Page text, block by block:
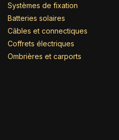
Systèmes de fixation
Batteries solaires
Câbles et connectiques
Coffrets électriques
Ombrières et carports